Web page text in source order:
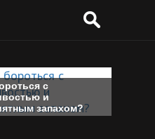
с
и
запахом?